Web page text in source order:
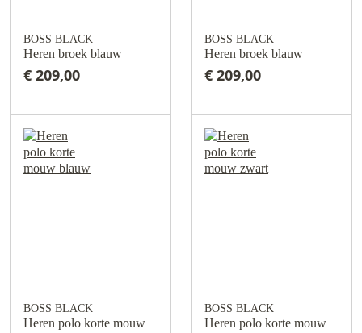
BOSS BLACK
Heren broek blauw
€ 209,00
BOSS BLACK
Heren broek blauw
€ 209,00
BOSS BLACK
Heren polo korte mouw
BOSS BLACK
Heren polo korte mouw